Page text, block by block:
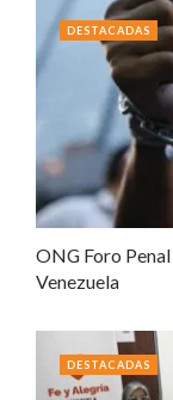
ONG Foro
Venezuela
DESTACADAS
DESTACADAS